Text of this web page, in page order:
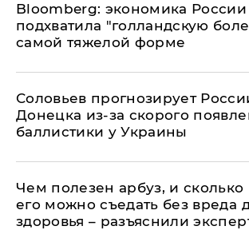
Bloomberg: экономика России
подхватила "голландскую
самой тяжелой форме
Соловьев прогнозирует
Донецка из-за скорого
баллистики у Украины
Чем полезен арбуз, и сколько
его можно съедать без вреда
здоровья – разъяснили